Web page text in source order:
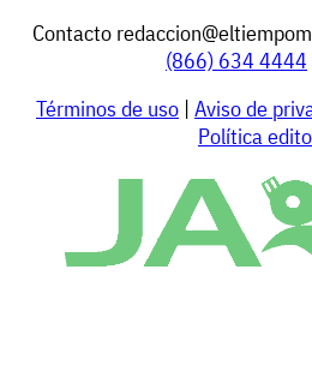
Contacto
(866) 634 4444
Términos de uso | Aviso de
Política